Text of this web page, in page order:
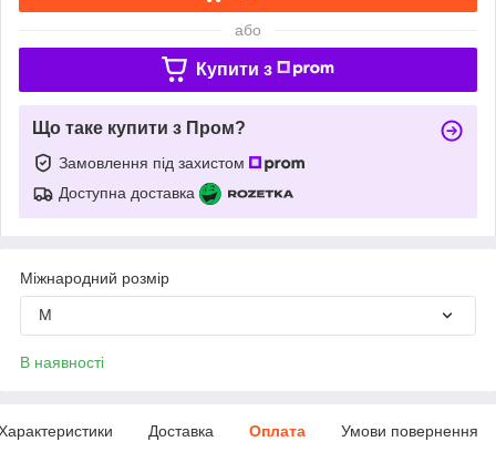
або
Купити з
Що таке купити з Пром?
Замовлення під захистом
Доступна доставка
Міжнародний розмір
M
В наявності
Доставка Оплата Умови повернення